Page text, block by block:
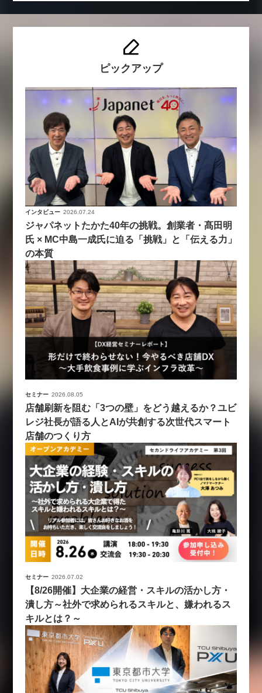
ピックアップ
インタビュー 2026.07.24
ジャパネットたかた40年の挑戦。創業者・髙田明
氏 × MC中島一成氏に迫る「挑戦」と「伝える力」
の本質
セミナー 2026.08.05
店舗刷新を阻む「3つの壁」をどう越えるか？ユビ
レジ社長が語る人とAIが共創する次世代スマート
店舗のつくり方
セミナー 2026.07.02
【8/26開催】大企業の経営・スキルの活かし方・
潰し方～社外で求められるスキルと、嫌われるス
キルとは？～